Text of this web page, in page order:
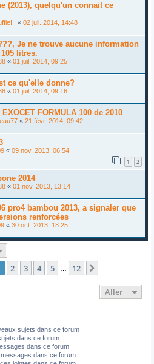
(2013), quelqu'un connait ce
« 02 juil. 2014, 14:48
Je ne trouve aucune information
litres.
« 01 juil. 2014, 09:25
ce qu'elle donne?
« 01 juil. 2014, 09:16
FORMULA 100 de 2010
« 21 févr. 2014, 09:42
« 09 nov. 2013, 06:54
1 2
2014
« 01 nov. 2013, 13:14
pro4 bambou 2013, a signaler que
renforcées
« 30 oct. 2013, 18:25
1sur12
2 3 4 5 12
Aller
sujets dans ce forum
dans ce forum
dans ce forum
dans ce forum